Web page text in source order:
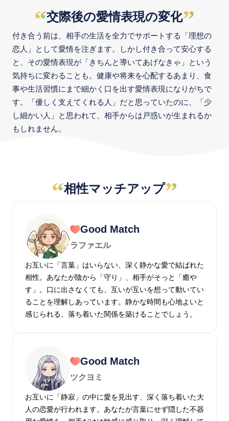
“交際後の愛情表現の変化”
付き合う前は、相手の生活を全力でサポートする「理想の
恋人」として愛情を注ぎます。しかし付き合って安心する
と、その愛情表現が「きちんと導いてあげなきゃ」という
気持ちに変わることも。健康や将来を心配するあまり、食
事や生活習慣にまで細かく口を出す愛情表現になりがちで
す。「優しく支えてくれる人」だと思っていたのに、「少
し細かい人」と思われて、相手からは戸惑いが生まれるか
もしれません。
“相性マッチアップ”
Good Match
ラファエル
お互いに「言葉」はいらない、深く静かな愛で結ばれた
相性。あなたが陰から「守り」、相手がそっと「癒や
す」。口に出さなくても、互いが互いを想って動いてい
ることを理解しあっています。静かな時間も心地よいと
感じられる、落ち着いた関係を築けることでしょう。
Good Match
ツクヨミ
お互いに「静寂」の中に愛を見出す、深く落ち着いた大
人の恋愛が行われます。あなたが言葉にせず隠した不器